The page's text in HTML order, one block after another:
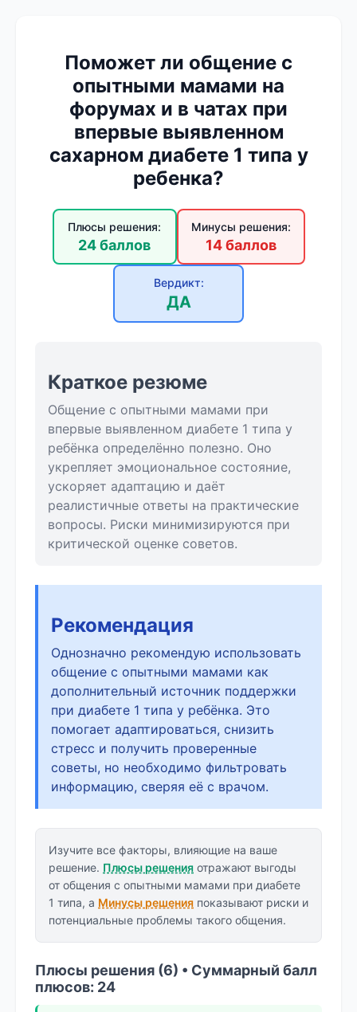
Поможет ли общение с
опытными мамами на
форумах и в чатах при
впервые выявленном
сахарном диабете 1 типа у
ребенка?
Плюсы решения:
24 баллов
Минусы решения:
14 баллов
Вердикт:
ДА
Краткое резюме
Общение с опытными мамами при
впервые выявленном диабете 1 типа у
ребёнка определённо полезно. Оно
укрепляет эмоциональное состояние,
ускоряет адаптацию и даёт
реалистичные ответы на практические
вопросы. Риски минимизируются при
критической оценке советов.
Рекомендация
Однозначно рекомендую использовать
общение с опытными мамами как
дополнительный источник поддержки
при диабете 1 типа у ребёнка. Это
помогает адаптироваться, снизить
стресс и получить проверенные
советы, но необходимо фильтровать
информацию, сверяя её с врачом.
Изучите все факторы, влияющие на ваше
решение. Плюсы решения отражают выгоды
от общения с опытными мамами при диабете
1 типа, а Минусы решения показывают риски и
потенциальные проблемы такого общения.
Плюсы решения (6) • Суммарный балл
плюсов: 24